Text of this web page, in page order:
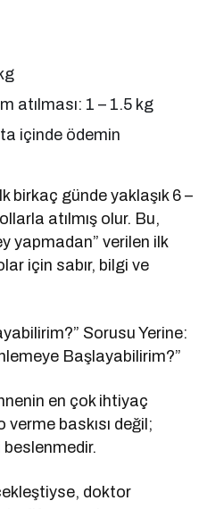
atılması: 1 – 1.5 kg
içinde ödemin
birkaç günde yaklaşık 6 –
atılmış olur. Bu,
yapmadan” verilen ilk
için sabır, bilgi ve
Sorusu Yerine:
Başlayabilirim?”
en çok ihtiyaç
baskısı değil;
doktor